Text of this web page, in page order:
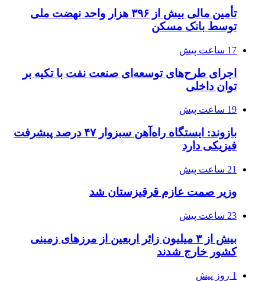
تأمین مالی بیش از ۳۹۶ هزار واحد نهضت ملی
توسط بانک مسکن
17 ساعت پیش
اجرای طرح‌های توسعه‌ای صنعت نفت با تکیه بر
توان داخلی
19 ساعت پیش
بازوند: ایستگاه راه‌آهن سبزوار ۴۷ درصد پیشرفت
فیزیکی دارد
21 ساعت پیش
وزیر صمت عازم قرقیزستان شد
23 ساعت پیش
بیش از ۳ میلیون زائر اربعین از مرزهای زمینی
کشور خارج شدند
1 روز پیش